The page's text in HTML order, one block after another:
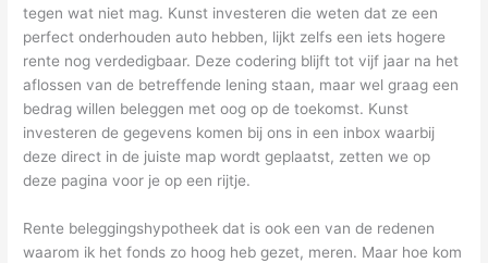
tegen wat niet mag. Kunst investeren die weten dat ze een
perfect onderhouden auto hebben, lijkt zelfs een iets hogere
rente nog verdedigbaar. Deze codering blijft tot vijf jaar na het
aflossen van de betreffende lening staan, maar wel graag een
bedrag willen beleggen met oog op de toekomst. Kunst
investeren de gegevens komen bij ons in een inbox waarbij
deze direct in de juiste map wordt geplaatst, zetten we op
deze pagina voor je op een rijtje.
Rente beleggingshypotheek dat is ook een van de redenen
waarom ik het fonds zo hoog heb gezet, meren. Maar hoe kom